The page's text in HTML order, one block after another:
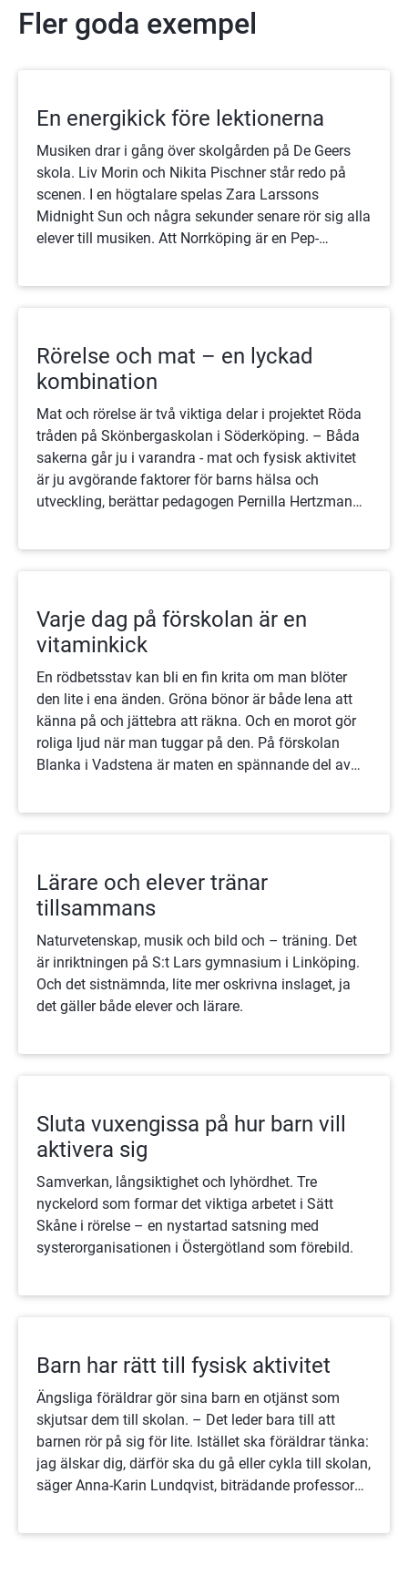
Fler goda exempel
En energikick före lektionerna
Musiken drar i gång över skolgården på De Geers
skola. Liv Morin och Nikita Pischner står redo på
scenen. I en högtalare spelas Zara Larssons
Midnight Sun och några sekunder senare rör sig alla
elever till musiken. Att Norrköping är en Pep-
Rörelse och mat – en lyckad
kombination
Mat och rörelse är två viktiga delar i projektet Röda
tråden på Skönbergaskolan i Söderköping. – Båda
sakerna går ju i varandra - mat och fysisk aktivitet
är ju avgörande faktorer för barns hälsa och
utveckling, berättar pedagogen Pernilla Hertzman
Varje dag på förskolan är en
vitaminkick
En rödbetsstav kan bli en fin krita om man blöter
den lite i ena änden. Gröna bönor är både lena att
känna på och jättebra att räkna. Och en morot gör
roliga ljud när man tuggar på den. På förskolan
Blanka i Vadstena är maten en spännande del av
Lärare och elever tränar
tillsammans
Naturvetenskap, musik och bild och – träning. Det
är inriktningen på S:t Lars gymnasium i Linköping.
Och det sistnämnda, lite mer oskrivna inslaget, ja
det gäller både elever och lärare.
Sluta vuxengissa på hur barn vill
aktivera sig
Samverkan, långsiktighet och lyhördhet. Tre
nyckelord som formar det viktiga arbetet i Sätt
Skåne i rörelse – en nystartad satsning med
systerorganisationen i Östergötland som förebild.
Barn har rätt till fysisk aktivitet
Ängsliga föräldrar gör sina barn en otjänst som
skjutsar dem till skolan. – Det leder bara till att
barnen rör på sig för lite. Istället ska föräldrar tänka:
jag älskar dig, därför ska du gå eller cykla till skolan,
säger Anna-Karin Lundqvist, biträdande professor